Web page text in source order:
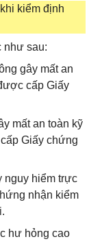
kiểm định
như sau:
gây mất an
cấp Giấy
mất an toàn kỹ
Giấy chứng
nguy hiểm trực
nhận kiểm
hư hỏng cao